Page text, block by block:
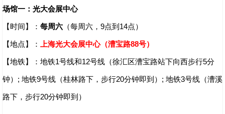
场馆一：光大会展中心
【时间】： 每周六（每周六，9点到14点）
【地点】： 上海光大会展中心（漕宝路88号）
【地铁】：地铁1号线和12号线（徐汇区漕宝路站下向西步行5分
钟）; 地铁9号线（桂林路下，步行20分钟即到）; 地铁3号线（漕溪
路下，步行20分钟即到）